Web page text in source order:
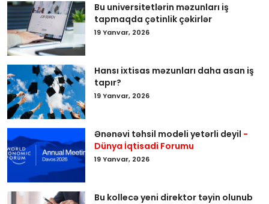
Bu universitetlərin məzunları iş
tapmaqda çətinlik çəkirlər
19 Yanvar, 2026
Hansı ixtisas məzunları daha asan iş
tapır?
19 Yanvar, 2026
Ənənəvi təhsil modeli yetərli deyil -
Dünya İqtisadi Forumu
19 Yanvar, 2026
Bu kollecə yeni direktor təyin olunub